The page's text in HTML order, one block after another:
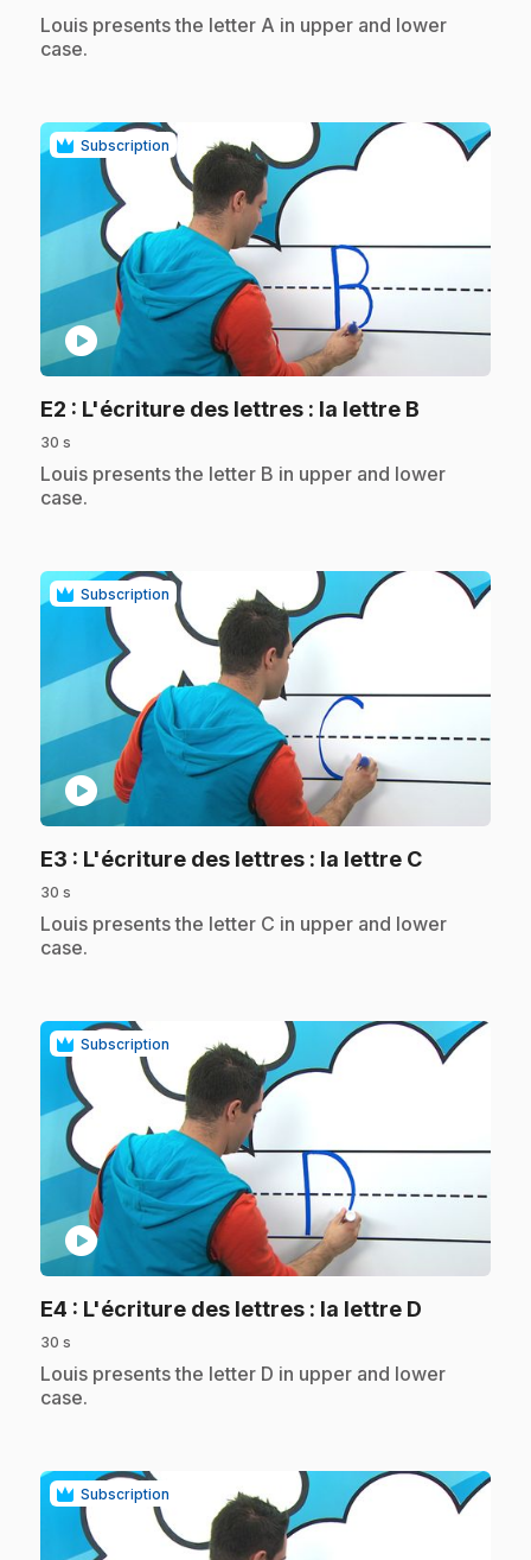
.Louis presents the letter A in upper and lower
case.
Subscription
play_circle
E2 : L'écriture des lettres : la lettre B
30 s
.Louis presents the letter B in upper and lower
case.
Subscription
play_circle
E3 : L'écriture des lettres : la lettre C.
30 s
.Louis presents the letter C in upper and lower
case.
Subscription
play_circle
E4 : L'écriture des lettres : la lettre D
30 s
.Louis presents the letter D in upper and lower
case.
Subscription